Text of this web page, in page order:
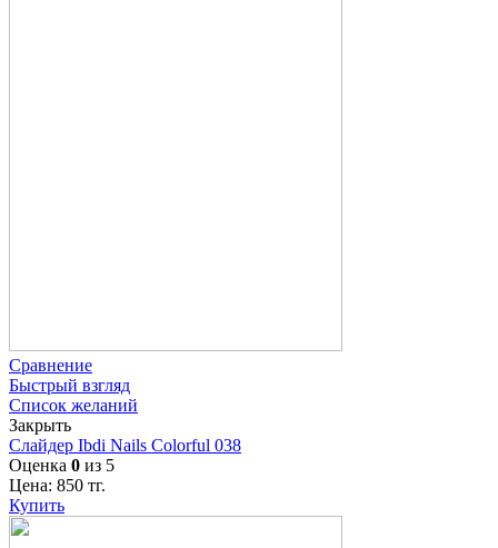
Сравнение
Быстрый взгляд
Список желаний
Закрыть
Слайдер Ibdi Nails Colorful 038
Оценка 0 из 5
Цена: 850 тг.
Купить